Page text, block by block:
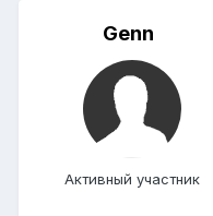
Genn
Активный участник